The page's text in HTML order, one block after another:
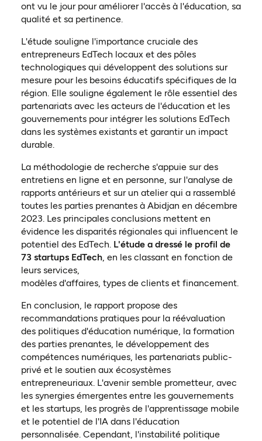
ont vu le jour pour améliorer l'accès à l'éducation, sa
qualité et sa pertinence.
L'étude souligne l'importance cruciale des
entrepreneurs EdTech locaux et des pôles
technologiques qui développent des solutions sur
mesure pour les besoins éducatifs spécifiques de la
région. Elle souligne également le rôle essentiel des
partenariats avec les acteurs de l'éducation et les
gouvernements pour intégrer les solutions EdTech
dans les systèmes existants et garantir un impact
durable.
La méthodologie de recherche s'appuie sur des
entretiens en ligne et en personne, sur l'analyse de
rapports antérieurs et sur un atelier qui a rassemblé
toutes les parties prenantes à Abidjan en décembre
2023. Les principales conclusions mettent en
évidence les disparités régionales qui influencent le
potentiel des EdTech. L'étude a dressé le profil de
73 startups EdTech, en les classant en fonction de
leurs services,
modèles d'affaires, types de clients et financement.
En conclusion, le rapport propose des
recommandations pratiques pour la réévaluation
des politiques d'éducation numérique, la formation
des parties prenantes, le développement des
compétences numériques, les partenariats public-
privé et le soutien aux écosystèmes
entrepreneuriaux. L'avenir semble prometteur, avec
les synergies émergentes entre les gouvernements
et les startups, les progrès de l'apprentissage mobile
et le potentiel de l'IA dans l'éducation
personnalisée. Cependant, l'instabilité politique